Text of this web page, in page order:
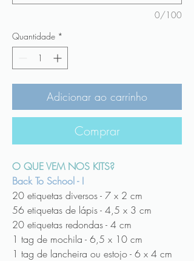
0/100
Quantidade *
Adicionar ao carrinho
Comprar
O QUE VEM NOS KITS?
Back To School - I
20 etiquetas diversos - 7 x 2 cm
56 etiquetas de lápis - 4,5 x 3 cm
20 etiquetas redondas - 4 cm
1 tag de mochila - 6,5 x 10 cm
1 tag de lancheira ou estojo - 6 x 4 cm